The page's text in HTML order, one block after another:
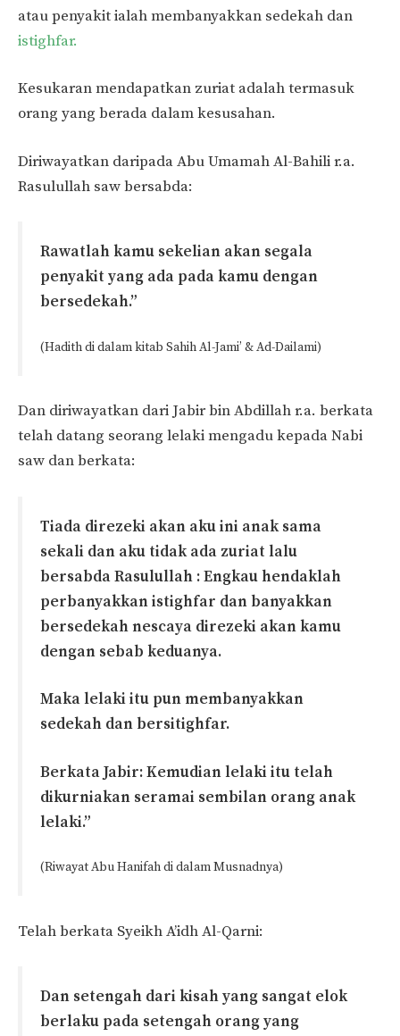
atau penyakit ialah membanyakkan sedekah dan
istighfar.
Kesukaran mendapatkan zuriat adalah termasuk
orang yang berada dalam kesusahan.
Diriwayatkan daripada Abu Umamah Al-Bahili r.a.
Rasulullah saw bersabda:
Rawatlah kamu sekelian akan segala
penyakit yang ada pada kamu dengan
bersedekah.”
(Hadith di dalam kitab Sahih Al-Jami’ & Ad-Dailami)
Dan diriwayatkan dari Jabir bin Abdillah r.a. berkata
telah datang seorang lelaki mengadu kepada Nabi
saw dan berkata:
Tiada direzeki akan aku ini anak sama
sekali dan aku tidak ada zuriat lalu
bersabda Rasulullah : Engkau hendaklah
perbanyakkan istighfar dan banyakkan
bersedekah nescaya direzeki akan kamu
dengan sebab keduanya.
Maka lelaki itu pun membanyakkan
sedekah dan bersitighfar.
Berkata Jabir: Kemudian lelaki itu telah
dikurniakan seramai sembilan orang anak
lelaki.”
(Riwayat Abu Hanifah di dalam Musnadnya)
Telah berkata Syeikh A’idh Al-Qarni:
Dan setengah dari kisah yang sangat elok
berlaku pada setengah orang yang